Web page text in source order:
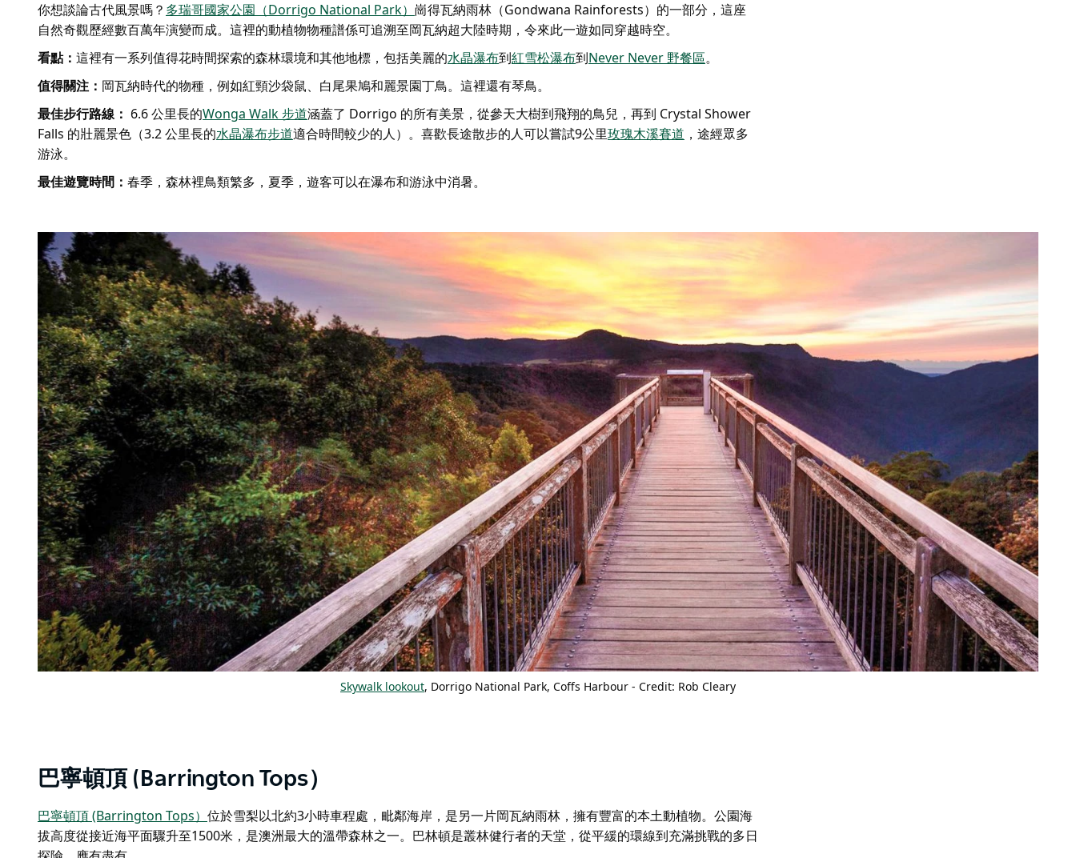
你想談論古代風景嗎？ 多瑞哥國家公園（Dorrigo National Park） 崗得瓦納雨林（Gondwana Rainforests）的一部分，這座
自然奇觀歷經數百萬年演變而成。這裡的動植物物種譜係可追溯至岡瓦納超大陸時期，令來此一遊如同穿越時空。
看點： 這裡有一系列值得花時間探索的森林環境和其他地標，包括美麗的水晶瀑布到紅雪松瀑布到Never Never 野餐區。
值得關注： 岡瓦納時代的物種，例如紅頸沙袋鼠、白尾果鳩和麗景園丁鳥。這裡還有琴鳥。
最佳步行路線： 6.6 公里長的Wonga Walk 步道涵蓋了 Dorrigo 的所有美景，從參天大樹到飛翔的鳥兒，再到 Crystal Shower
Falls 的壯麗景色（3.2 公里長的水晶瀑布步道適合時間較少的人）。喜歡長途散步的人可以嘗試9公里玫瑰木溪賽道 ，途經眾多
游泳。
最佳遊覽時間： 春季 ，森林裡鳥類繁多，夏季，遊客可以在瀑布和游泳中消暑。
Skywalk lookout, Dorrigo National Park, Coffs Harbour - Credit: Rob Cleary
巴寧頓頂 (Barrington Tops）
巴寧頓頂 (Barrington Tops） 位於雪梨以北約3小時車程處，毗鄰海岸， 是另一片岡瓦納雨林，擁有豐富的本土動植物。公園海
拔高度從接近海平面驟升至1500米，是澳洲最大的溫帶森林之一。巴林頓是叢林健行者的天堂，從平緩的環線到充滿挑戰的多日